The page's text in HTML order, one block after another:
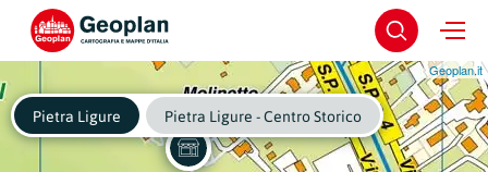
Geoplan.it
Pietra Ligure Pietra Ligure - Centro Storico